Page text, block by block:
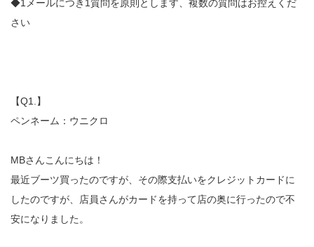
◆1メールにつき1質問を原則とします、複数の質問はお控えくだ
さい
【Q1.】
ペンネーム：ウニクロ
MBさんこんにちは！
最近ブーツ買ったのですが、その際支払いをクレジットカードに
したのですが、店員さんがカードを持って店の奥に行ったので不
安になりました。